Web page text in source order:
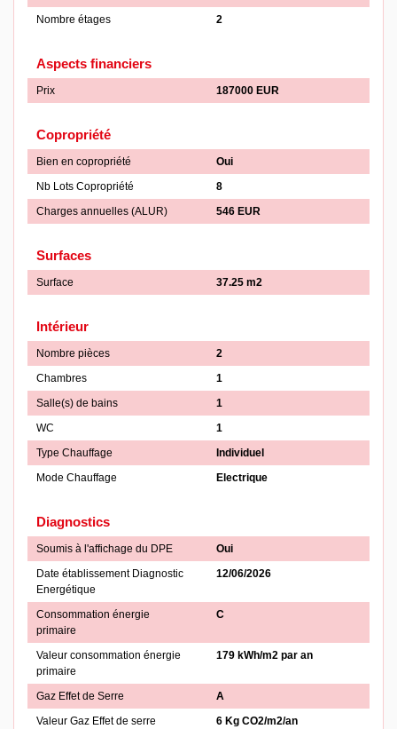
Nombre étages
2
Aspects financiers
Prix 187000 EUR
Copropriété
Bien en copropriété
Oui
Nb Lots Copropriété
8
Charges annuelles (ALUR)
546 EUR
Surfaces
Surface 37.25 m2
Intérieur
Nombre pièces
2
Chambres
1
Salle(s) de bains
1
WC
1
Type Chauffage
Individuel
Mode Chauffage
Electrique
Diagnostics
Soumis à l'affichage du DPE
Oui
Date établissement Diagnostic
Energétique
12/06/2026
Consommation énergie
primaire
C
Valeur consommation énergie
primaire
179 kWh/m2 par an
Gaz Effet de Serre
A
Valeur Gaz Effet de serre
6 Kg CO2/m2/an